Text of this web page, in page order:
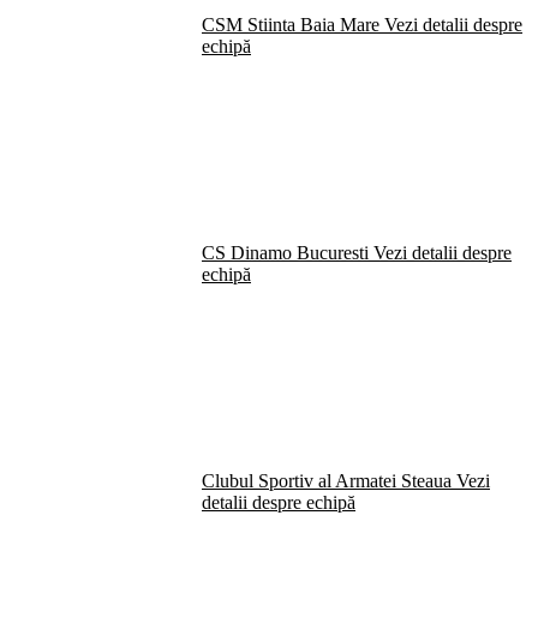
CSM Stiinta Baia Mare Vezi detalii despre
echipă
CS Dinamo Bucuresti Vezi detalii despre
echipă
Clubul Sportiv al Armatei Steaua Vezi
detalii despre echipă